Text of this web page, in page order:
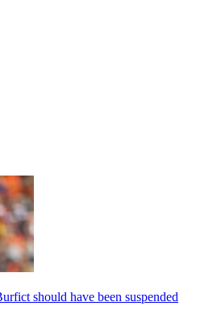
should have been suspended